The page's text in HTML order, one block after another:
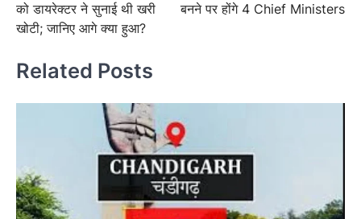
को डायरेक्टर ने सुनाई थी खरी
खोटी; जानिए आगे क्या हुआ?
बनने पर होंगे 4 Chief Ministers
Related Posts